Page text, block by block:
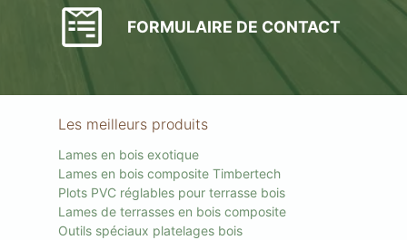
FORMULAIRE DE CONTACT
Les meilleurs produits
Lames en bois exotique
Lames en bois composite Timbertech
Plots PVC réglables pour terrasse bois
Lames de terrasses en bois composite
Outils spéciaux platelages bois